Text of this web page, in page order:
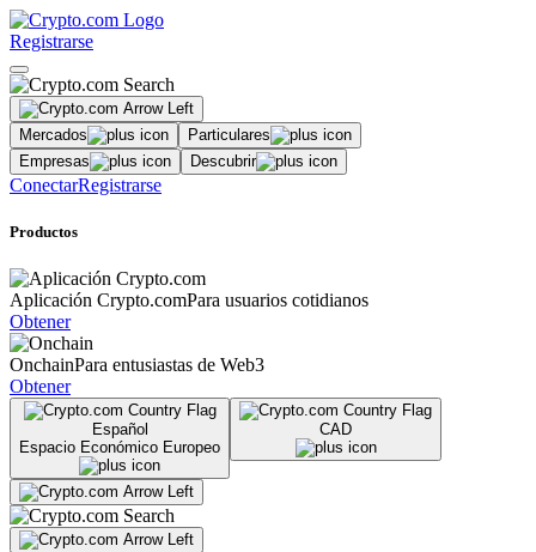
Registrarse
Mercados
Particulares
Empresas
Descubrir
ConectarRegistrarse
Productos
Aplicación Crypto.comPara usuarios cotidianos
Obtener
OnchainPara entusiastas de Web3
Obtener
Español
Espacio Económico Europeo
CAD